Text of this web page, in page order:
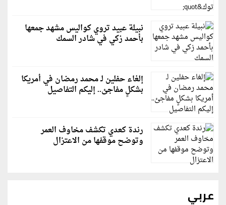
نبيلة عبيد تروي كواليس مشهد جمعها
بأحمد زكي في شادر السمك
إلغاء حفلين لـ محمد رمضان في أمريكا
بشكلٍ مفاجئ.. إليكم التفاصيل
رندة كعدي تكشف مخاوف العمر
وتوضح موقفها من الاعتزال
عربي